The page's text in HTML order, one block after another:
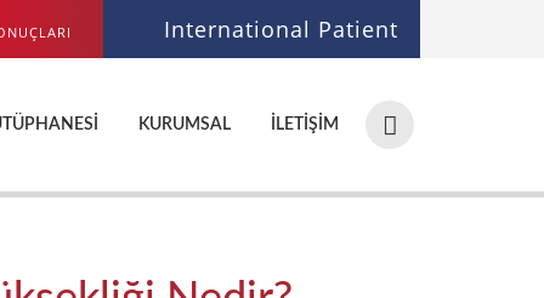
International Patient
Hastane,
doktor,
ara...
KURUMSAL İLETIŞIM